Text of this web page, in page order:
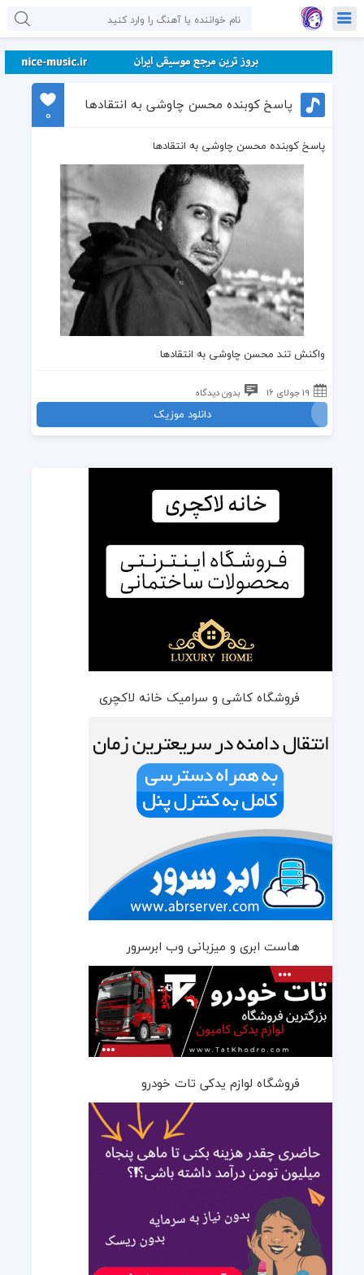
پاسخ کوبنده محسن چاوشی به انتقادها
0
پاسخ کوبنده محسن چاوشی به انتقادها
واکنش تند محسن چاوشی به انتقادها
19 جولای 16 بدون دیدگاه
دانلود موزیک
فروشگاه کاشی و سرامیک خانه لاکچری
هاست ابری و میزبانی وب ابرسرور
فروشگاه لوازم یدکی تات خودرو